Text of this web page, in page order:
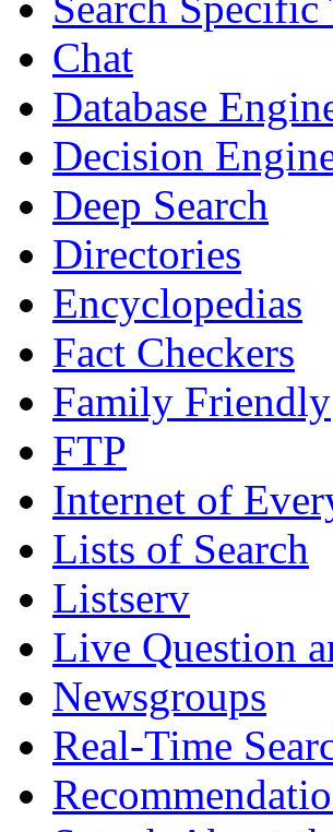
Chat
Database
Decision
Deep Search
Directories
Encyclopedias
Fact Checkers
Family Friendly
FTP
Internet of
Lists of Search
Listserv
Live Question
Newsgroups
Real-Time